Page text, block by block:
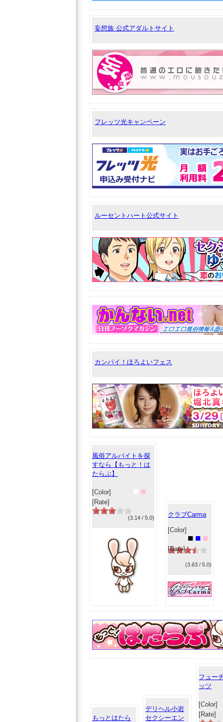
妄想族 公式アダルトサイト
フレッツ光キャンペーン
ルーセントハート公式サイト
カンパイ！ほろよいフェス
風俗アルバイトを探
すなら【もっと！は
たらぶ】
[Color] ■
[Rate]
(3.14 / 5.0) クラブCarma
[Color]
■ ■ ■
[Rate]
(3.63 / 5.0)
もっとはたら
デリヘル小岩
セクシーエン
フュー
ッツ
[Color]
[Rate]